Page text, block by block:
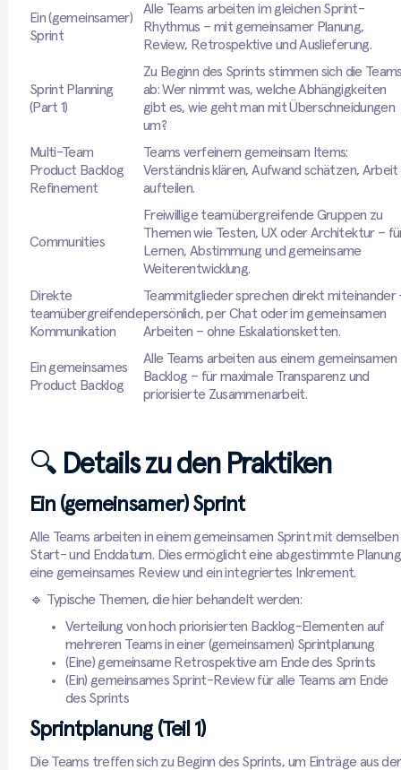
Ein (gemeinsamer)
Sprint
Alle Teams arbeiten im gleichen Sprint-
Rhythmus – mit gemeinsamer Planung,
Review, Retrospektive und Auslieferung.
Sprint Planning
(Part 1)
Zu Beginn des Sprints stimmen sich die
ab: Wer nimmt was, welche Abhängigkeiten
gibt es, wie geht man mit Überschneidungen
um?
Multi-Team
Product Backlog
Refinement
Teams verfeinern gemeinsam Items:
Verständnis klären, Aufwand schätzen, Arbeit
aufteilen.
Communities
Freiwillige teamübergreifende Gruppen zu
Themen wie Testen, UX oder Architektur –
Lernen, Abstimmung und gemeinsame
Weiterentwicklung.
Direkte
teamübergreifende
Kommunikation
Teammitglieder sprechen direkt miteinander
persönlich, per Chat oder im gemeinsamen
Arbeiten – ohne Eskalationsketten.
Ein gemeinsames
Product Backlog
Alle Teams arbeiten aus einem gemeinsamen
Backlog – für maximale Transparenz und
priorisierte Zusammenarbeit.
🔍 Details zu den Praktiken
Ein (gemeinsamer) Sprint
Alle Teams arbeiten in einem gemeinsamen Sprint mit demselben
Start- und Enddatum. Dies ermöglicht eine abgestimmte
eine gemeinsames Review und ein integriertes Inkrement.
🔹 Typische Themen, die hier behandelt werden:
Verteilung von hoch priorisierten Backlog-Elementen auf
mehreren Teams in einer (gemeinsamen) Sprintplanung
(Eine) gemeinsame Retrospektive am Ende des Sprints
(Ein) gemeinsames Sprint-Review für alle Teams am Ende
des Sprints
Sprintplanung (Teil 1)
Die Teams treffen sich zu Beginn des Sprints, um Einträge aus